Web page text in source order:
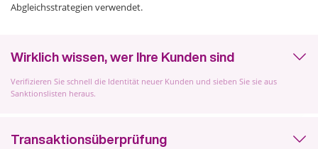
Abgleichsstrategien verwendet.
Wirklich wissen, wer Ihre Kunden sind
Verifizieren Sie schnell die Identität neuer Kunden und sieben Sie sie aus
Sanktionslisten heraus.
Transaktionsüberprüfung